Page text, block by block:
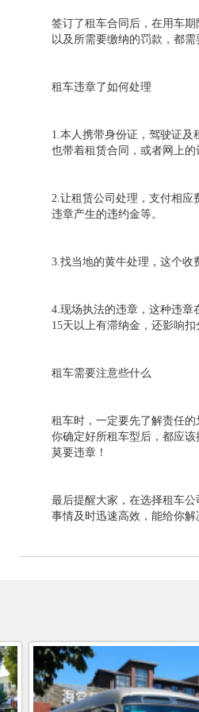
签订了租车合同后，在用车
以及所需要缴纳的罚款，都需
租车违章了如何处理
1.本人携带身份证，驾驶证
也带着租赁合同，或者网上的
2.让租赁公司处理，支付相应
违章产生的违约金等。
3.找当地的黄牛处理，这个收
4.现场执法的违章，这种违章
15天以上有滞纳金，还影响扣
租车需要注意些什么
租车时，一定要先了解责任
你确定好所租车型后，都应
莫要违章！
最后提醒大家，在选择租车
事情及时迅速高效，能给你解